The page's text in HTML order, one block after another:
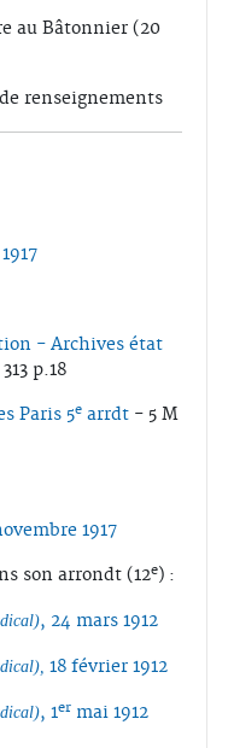
au Bâtonnier (20
renseignements
- Archives état
p.18
Paris 5e arrdt - 5 M
1917
son arrondt (12e) :
, 24 mars 1912
18 février 1912
, 1er mai 1912